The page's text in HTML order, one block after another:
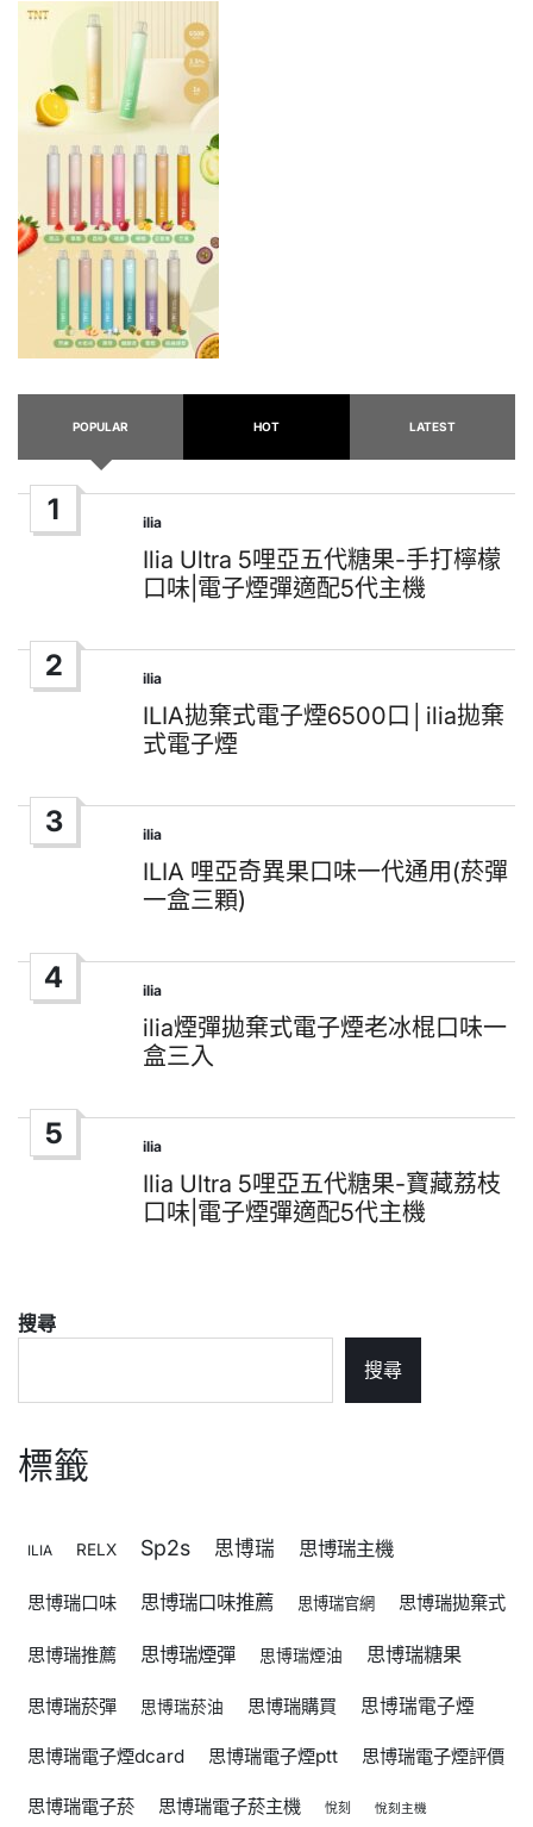
POPULAR HOT LATEST
1
Posted
in
ilia
Ilia Ultra 5哩亞五代糖果-手打檸檬
口味|電子煙彈適配5代主機
2
Posted
in
ilia
ILIA拋棄式電子煙6500口│ilia拋棄
式電子煙
3
Posted
in
ilia
ILIA 哩亞奇異果口味一代通用(菸彈
一盒三顆)
4
Posted
in
ilia
ilia煙彈拋棄式電子煙老冰棍口味一
盒三入
5
Posted
in
ilia
Ilia Ultra 5哩亞五代糖果-寶藏荔枝
口味|電子煙彈適配5代主機
搜尋
搜尋
標籤
ILIA RELX Sp2s 思博瑞 思博瑞主機
思博瑞口味 思博瑞口味推薦 思博瑞官網 思博瑞拋棄式
思博瑞推薦 思博瑞煙彈 思博瑞煙油 思博瑞糖果
思博瑞菸彈 思博瑞菸油 思博瑞購買 思博瑞電子煙
思博瑞電子煙dcard 思博瑞電子煙ptt 思博瑞電子煙評價
思博瑞電子菸 思博瑞電子菸主機 悅刻 悅刻主機